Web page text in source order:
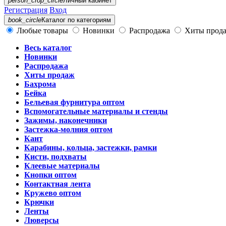
Регистрация Вход
book_circleКаталог по категориям
Любые товары Новинки Распродажа
Хиты
Весь каталог
Новинки
Распродажа
Хиты продаж
Бахрома
Бейка
Бельевая фурнитура оптом
Вспомогательные материалы и стенды
Зажимы, наконечники
Застежка-молния оптом
Кант
Карабины, кольца, застежки, рамки
Кисти, подхваты
Клеевые материалы
Кнопки оптом
Контактная лента
Кружево оптом
Крючки
Ленты
Люверсы